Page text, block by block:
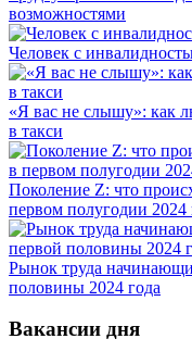
возможностями
Человек с
«Я вас не слышу»: как
в такси
Поколение Z: что
первом полугодии 2024
Рынок труда
половины 2024 года
Вакансии дня